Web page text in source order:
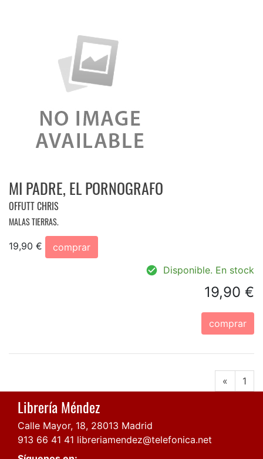
MI PADRE, EL PORNOGRAFO
OFFUTT CHRIS
MALAS TIERRAS.
19,90 €
comprar
Disponible. En stock
19,90 €
comprar
« 1
Librería Méndez
Calle Mayor, 18, 28013 Madrid
913 66 41 41 libreriamendez@telefonica.net